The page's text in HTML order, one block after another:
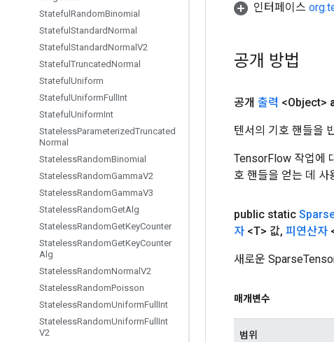
Stateful RandomBinomial
Stateful StandardNormal
Stateful StandardNormal V2
Stateful TruncatedNormal
Stateful Uniform
Stateful UniformFull Int
Stateful UniformInt
StatelessParameterizedTruncated
Normal
StatelessRandomBinomial
StatelessRandomGammaV2
StatelessRandomGammaV3
StatelessRandomGetAlg
StatelessRandomGetKeyCounter
StatelessRandomGetKeyCounter
Alg
StatelessRandomNormal V2
StatelessRandomPoisson
StatelessRandomUniformFull Int
StatelessRandomUniformFull Int
V2
인터페이스
공개 방법
공개 출력 <Object>
텐서의 기호 핸들을
TensorFlow 작업에
호 핸들을 얻는 데 사
public static
자 <T> 값, 피연산자
새로운
매개변수
범위